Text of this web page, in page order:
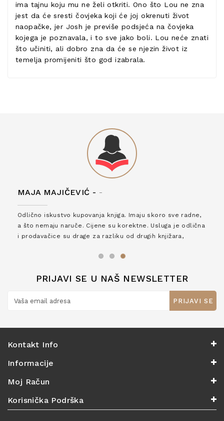
ima tajnu koju mu ne želi otkriti. Ono što Lou ne zna
jest da će sresti čovjeka koji će joj okrenuti život
naopačke, jer Josh je previše podsjeća na čovjeka
kojega je poznavala, i to sve jako boli. Lou neće znati
što učiniti, ali dobro zna da će se njezin život iz
temelja promijeniti što god izabrala.
MAJA MAJIČEVIĆ - -
Odlično iskustvo kupovanja knjiga. Imaju skoro sve radne,
a što nemaju naruče. Cijene su korektne. Usluga je odlična
i prodavačice su drage za razliku od drugih knjižara,
PRIJAVI SE U NAŠ NEWSLETTER
PRIJAVI SE
Kontakt Info
Informacije
Moj Račun
Korisnička Podrška